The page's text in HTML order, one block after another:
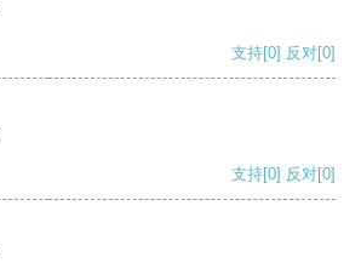
支持[0] 反对[0]
支持[0] 反对[0]